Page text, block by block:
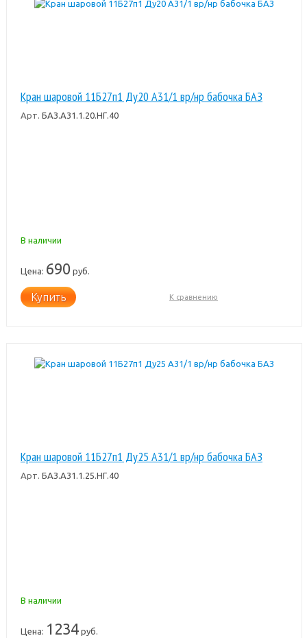
Кран шаровой 11Б27п1 Ду20 А31/1 вр/нр бабочка БАЗ
Арт. БАЗ.А31.1.20.НГ.40
В наличии
Цена: 690 руб.
Купить К сравнению
Кран шаровой 11Б27п1 Ду25 А31/1 вр/нр бабочка БАЗ
Арт. БАЗ.А31.1.25.НГ.40
В наличии
Цена: 1234руб.